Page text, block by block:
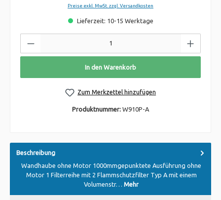
Preise exkl. MwSt. zzgl. Versandkosten
Lieferzeit: 10-15 Werktage
In den Warenkorb
Zum Merkzettel hinzufügen
Produktnummer: W910P-A
Beschreibung
Wandhaube ohne Motor 1000mmgepunktete Ausführung ohne
Motor 1 Filterreihe mit 2 Flammschutzfilter Typ A mit einem
Volumenstr… Mehr